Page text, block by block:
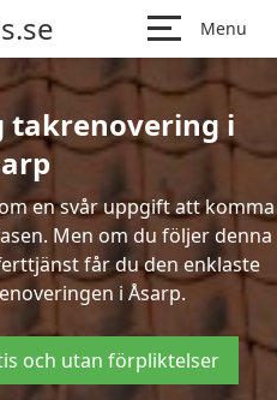
Menu
takrenovering i
en svår uppgift att komma
Men om du följer denna
får du den enklaste
i Åsarp.
och utan förpliktelser